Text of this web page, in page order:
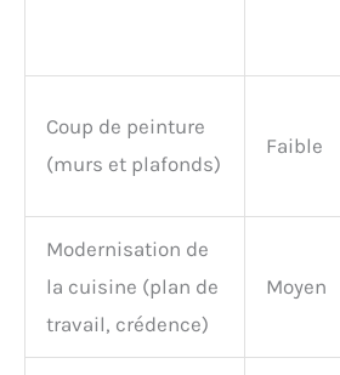
Conception compacte pour un
Coup de peinture
(murs et plafonds)
Faible
Modernisation de
la cuisine (plan de
travail, crédence)
Moyen